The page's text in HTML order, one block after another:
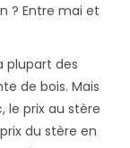
? Entre mai et
plupart des
de bois. Mais
le prix au stère
du stère en